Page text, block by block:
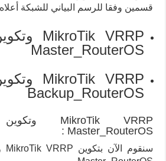
قسمين وفقا للرسم البياني للشبكة
Master_RouterOS
Backup_RouterOS
Master_RouterOS :